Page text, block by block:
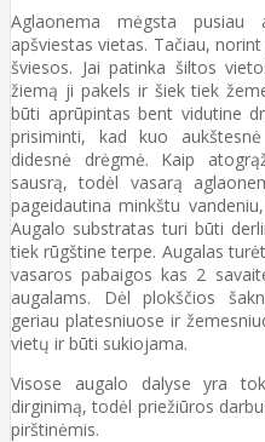
Aglaonema mėgsta pusiau
apšviestas vietas. Tačiau,
šviesos. Jai patinka šiltos
žiemą ji pakels ir šiek tiek
būti aprūpintas bent vidutine
prisiminti, kad kuo
didesnė drėgmė. Kaip
sausrą, todėl vasarą
pageidautina minkštu
Augalo substratas turi būti
tiek rūgštine terpe. Augalas
vasaros pabaigos kas 2
augalams. Dėl plokščios
geriau platesniuose ir
vietų ir būti sukiojama.
Visose augalo dalyse yra
dirginimą, todėl priežiūros
pirštinėmis.